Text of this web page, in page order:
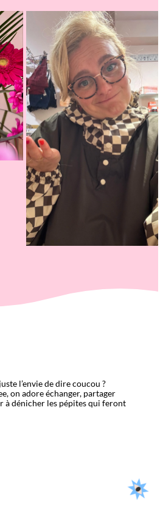
l’envie de dire coucou ?
on adore échanger, partager
à dénicher les pépites qui feront